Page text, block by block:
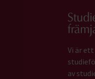
Gå till
Vi är
av